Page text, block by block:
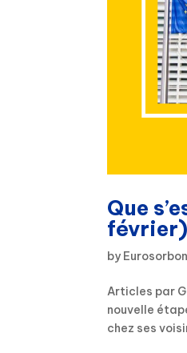
Que
février)
by
Articles par
nouvelle
chez ses